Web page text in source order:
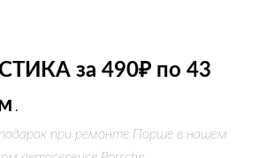
за 490₽ по 43
.
при ремонте Порше в нашем